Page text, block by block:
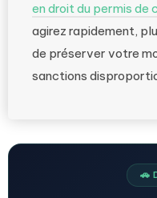
en droit du permis de
agirez rapidement,
de préserver votre
sanctions
🚗